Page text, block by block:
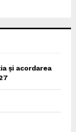
și acordarea